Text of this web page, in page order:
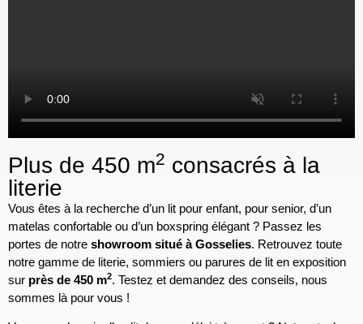
Plus de 450 m2 consacrés à la
literie
Vous êtes à la recherche d’un lit pour enfant, pour senior, d’un
matelas confortable ou d’un boxspring élégant ? Passez les
portes de notre showroom situé à Gosselies. Retrouvez toute
notre gamme de literie, sommiers ou parures de lit en exposition
sur près de 450 m2. Testez et demandez des conseils, nous
sommes là pour vous !